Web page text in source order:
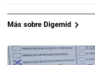
Más sobre Digemid